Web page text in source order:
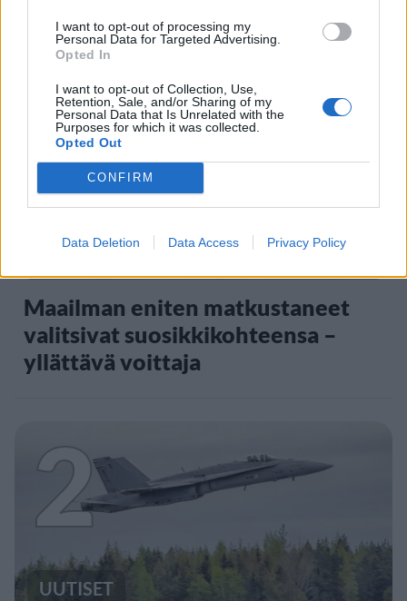
I want to opt-out of processing my
Personal Data for Targeted Advertising.
Opted In
I want to opt-out of Collection, Use,
Retention, Sale, and/or Sharing of my
Personal Data that Is Unrelated with the
Purposes for which it was collected.
Opted Out
CONFIRM
Data Deletion Data Access Privacy Policy
Staran luetuimmat
1
MATKAILU
Maailman eniten matkustaneet
valitsivat suosikkikohteensa –
yllättävä voittaja
2
UUTISET